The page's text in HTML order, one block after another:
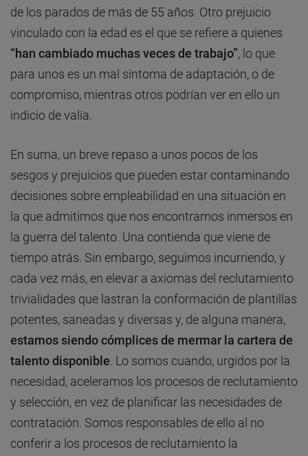
de los parados de más de 55 años. Otro prejuicio
vinculado con la edad es el que se refiere a quienes
“han cambiado muchas veces de trabajo”, lo que
para unos es un mal síntoma de adaptación, o de
compromiso, mientras otros podrían ver en ello un
indicio de valía.
En suma, un breve repaso a unos pocos de los
sesgos y prejuicios que pueden estar contaminando
decisiones sobre empleabilidad en una situación en
la que admitimos que nos encontramos inmersos en
la guerra del talento. Una contienda que viene de
tiempo atrás. Sin embargo, seguimos incurriendo, y
cada vez más, en elevar a axiomas del reclutamiento
trivialidades que lastran la conformación de plantillas
potentes, saneadas y diversas y, de alguna manera,
estamos siendo cómplices de mermar la cartera de
talento disponible. Lo somos cuando, urgidos por la
necesidad, aceleramos los procesos de reclutamiento
y selección, en vez de planificar las necesidades de
contratación. Somos responsables de ello al no
conferir a los procesos de reclutamiento la